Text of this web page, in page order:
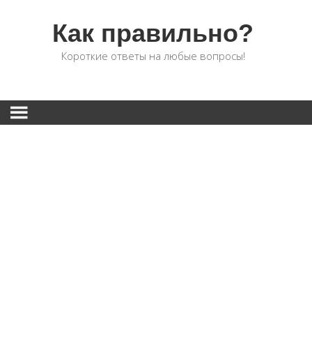
Как правильно?
Короткие ответы на любые вопросы!